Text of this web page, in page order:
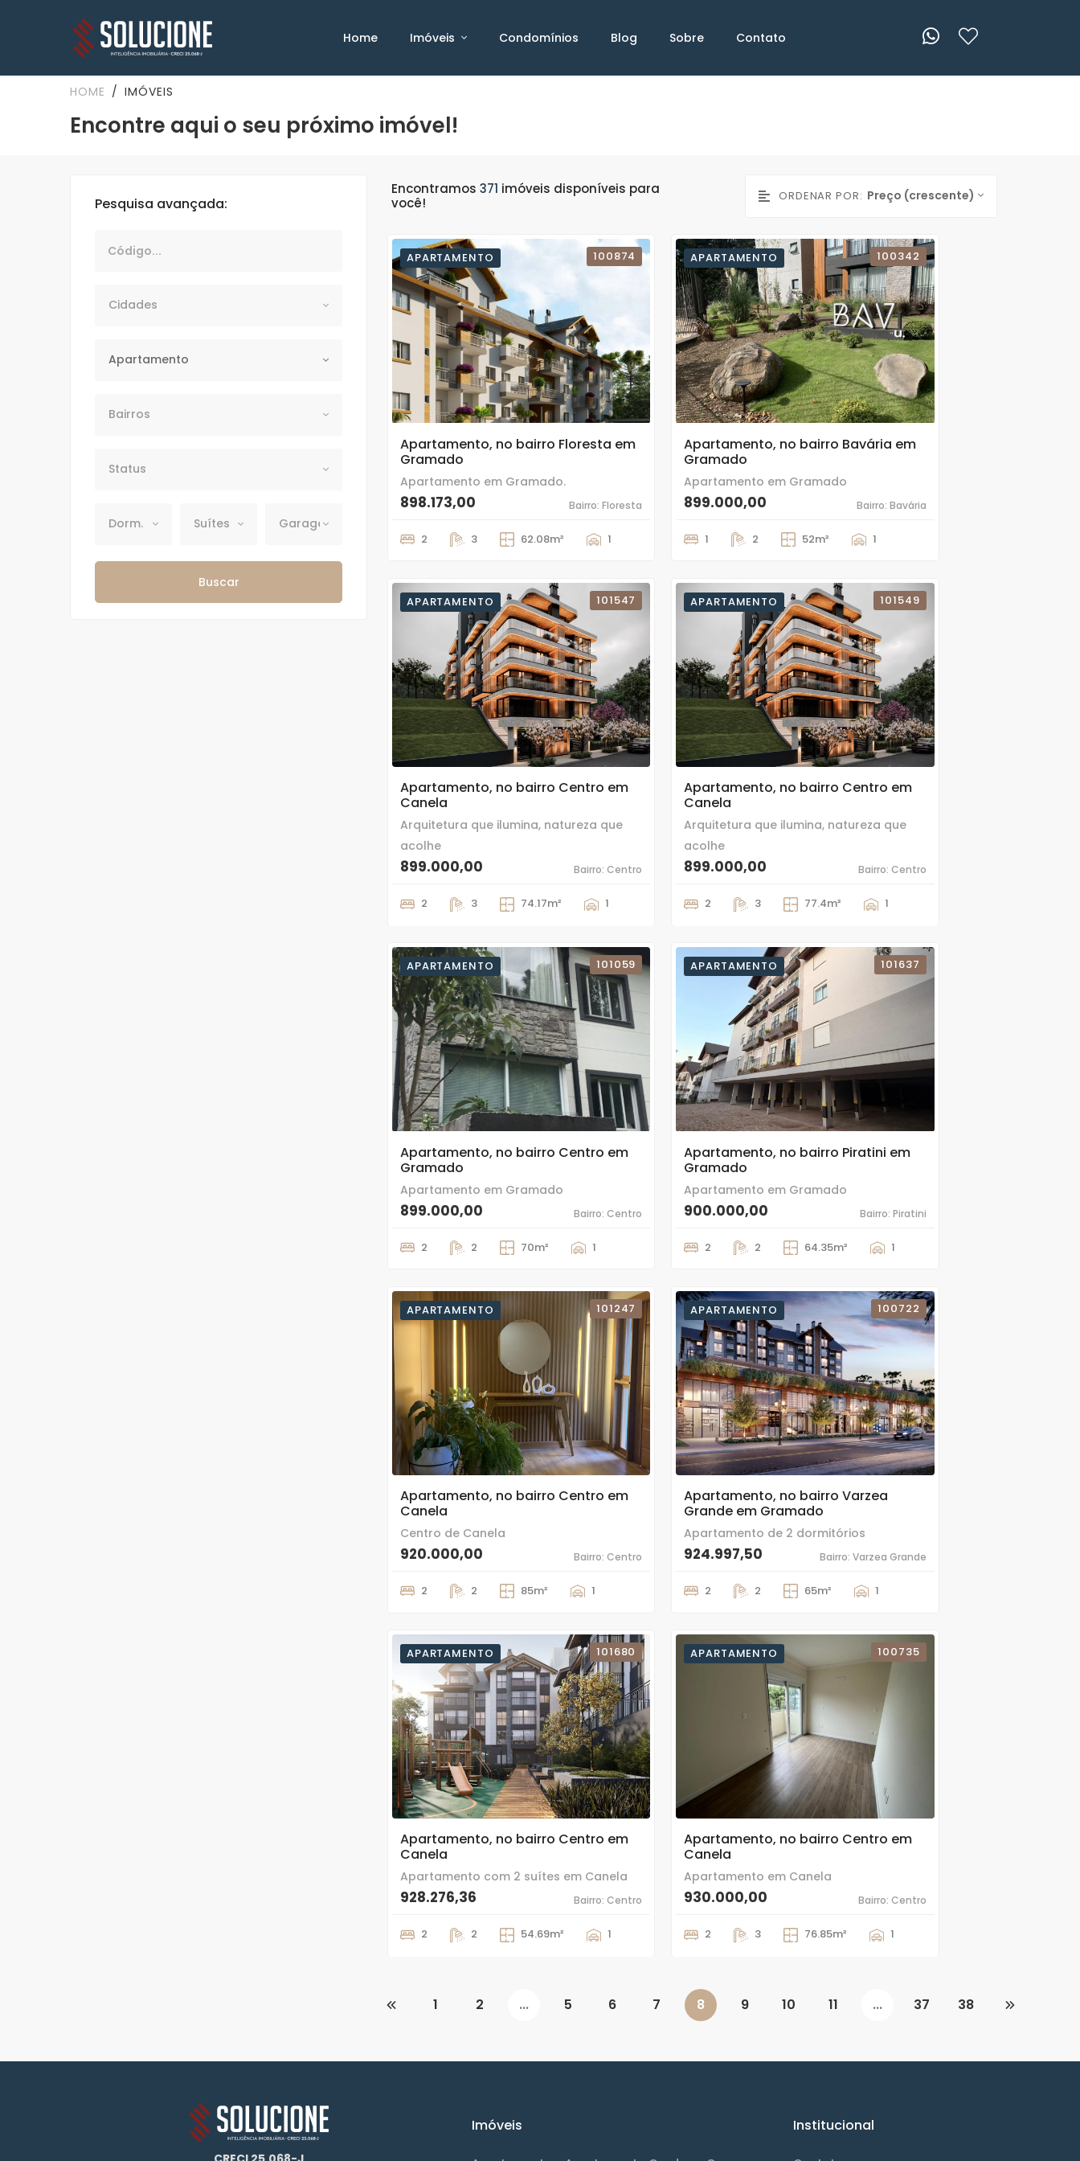
Home Imóveis Condomínios Blog Sobre Contato
HOME IMÓVEIS
Encontre aqui o seu próximo imóvel!
Pesquisa avançada:
Cidades
Apartamento
Bairros
Status
Dorm. Suítes Garagens
Buscar
Encontramos 371 imóveis disponíveis para
você!
ORDENAR POR: Preço (crescente)
APARTAMENTO 100874
Apartamento, no bairro Floresta em
Gramado
Apartamento em Gramado.
898.173,00 Bairro: Floresta
2 3 62.08m² 1
APARTAMENTO 100342
9
Apartamento, no bairro Bavária em
Gramado
Apartamento em Gramado
899.000,00 Bairro: Bavária
1 2 52m² 1
APARTAMENTO 101547
9
Apartamento, no bairro Centro em
Canela
Arquitetura que ilumina, natureza que
acolhe
899.000,00 Bairro: Centro
2 3 74.17m² 1
APARTAMENTO 101549
9
Apartamento, no bairro Centro em
Canela
Arquitetura que ilumina, natureza que
acolhe
899.000,00 Bairro: Centro
2 3 77.4m² 1
APARTAMENTO 101059
12
Apartamento, no bairro Centro em
Gramado
Apartamento em Gramado
899.000,00 Bairro: Centro
2 2 70m² 1
APARTAMENTO 101637
20 1
Apartamento, no bairro Piratini em
Gramado
Apartamento em Gramado
900.000,00 Bairro: Piratini
2 2 64.35m² 1
APARTAMENTO 101247
9
Apartamento, no bairro Centro em
Canela
Centro de Canela
920.000,00 Bairro: Centro
2 2 85m² 1
APARTAMENTO 100722
5
Apartamento, no bairro Varzea
Grande em Gramado
Apartamento de 2 dormitórios
924.997,50 Bairro: Varzea Grande
2 2 65m² 1
APARTAMENTO 101680
21
Apartamento, no bairro Centro em
Canela
Apartamento com 2 suítes em Canela
928.276,36 Bairro: Centro
2 2 54.69m² 1
APARTAMENTO 100735
Apartamento, no bairro Centro em
Canela
Apartamento em Canela
930.000,00 Bairro: Centro
2 3 76.85m² 1
1 2 ... 5 6 7 8 9 10 11 ... 37 38
Imóveis Institucional